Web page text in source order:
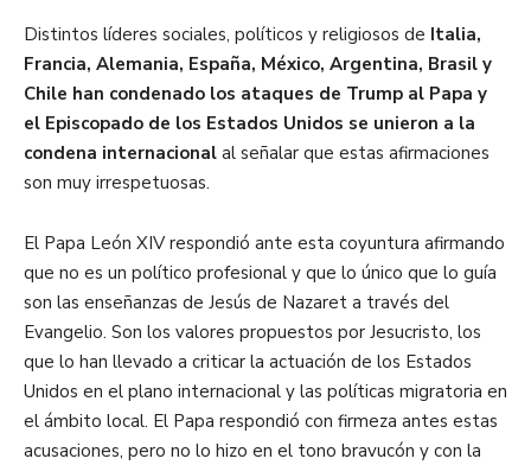
Distintos líderes sociales, políticos y religiosos de Italia,
Francia, Alemania, España, México, Argentina, Brasil y
Chile han condenado los ataques de Trump al Papa y
el Episcopado de los Estados Unidos se unieron a la
condena internacional al señalar que estas afirmaciones
son muy irrespetuosas.
El Papa León XIV respondió ante esta coyuntura afirmando
que no es un político profesional y que lo único que lo guía
son las enseñanzas de Jesús de Nazaret a través del
Evangelio. Son los valores propuestos por Jesucristo, los
que lo han llevado a criticar la actuación de los Estados
Unidos en el plano internacional y las políticas migratoria en
el ámbito local. El Papa respondió con firmeza antes estas
acusaciones, pero no lo hizo en el tono bravucón y con la